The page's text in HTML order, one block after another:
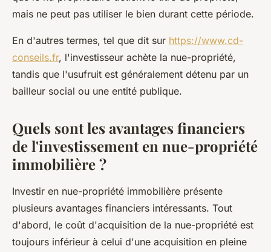
mais ne peut pas utiliser le bien durant cette période.
En d'autres termes, tel que dit sur https://www.cd-
conseils.fr, l'investisseur achète la nue-propriété,
tandis que l'usufruit est généralement détenu par un
bailleur social ou une entité publique.
Quels sont les avantages financiers
de l'investissement en nue-propriété
immobilière ?
Investir en nue-propriété immobilière présente
plusieurs avantages financiers intéressants. Tout
d'abord, le coût d'acquisition de la nue-propriété est
toujours inférieur à celui d'une acquisition en pleine